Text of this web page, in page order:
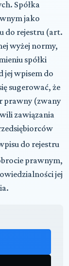
Spółka
jako
do rejestru (art.
wyżej normy,
spółki
jej wpisem do
sugerować, że
prawny (zwany
zawiązania
do rejestru
prawnym,
jej